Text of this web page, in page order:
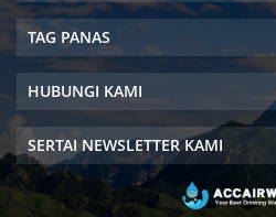
TAG PANAS
HUBUNGI KAMI
SERTAI NEWSLETTER KAMI